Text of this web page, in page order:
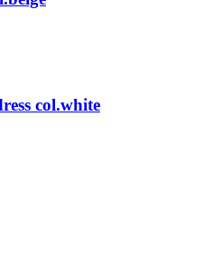
col.white